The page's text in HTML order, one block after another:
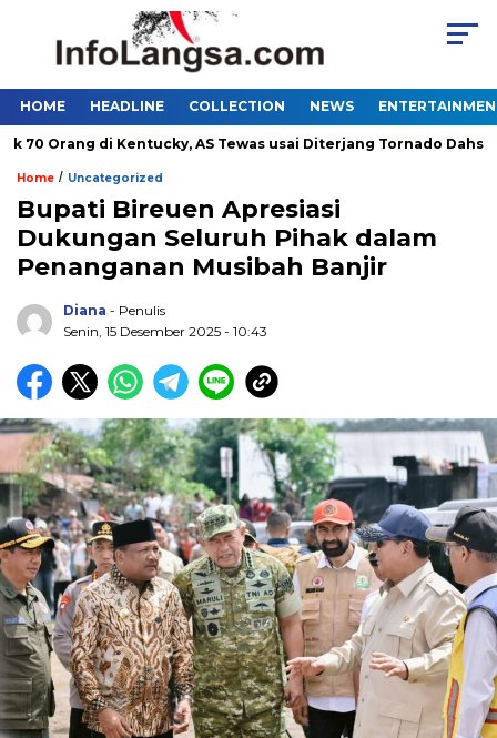
HOME HEADLINE COLLECTION NEWS
Orang di Kentucky, AS Tewas usai Diterjang Tornado Dahsyat
Home / Uncategorized
Bupati Bireuen Apresiasi
Dukungan Seluruh Pihak dalam
Penanganan Musibah Banjir
Diana - Penulis
Senin, 15 Desember 2025 - 10:43